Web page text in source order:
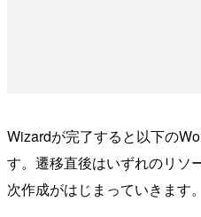
Wizardが完了すると以下の
す。遷移直後はいずれのリソ
次作成がはじまっていきます。